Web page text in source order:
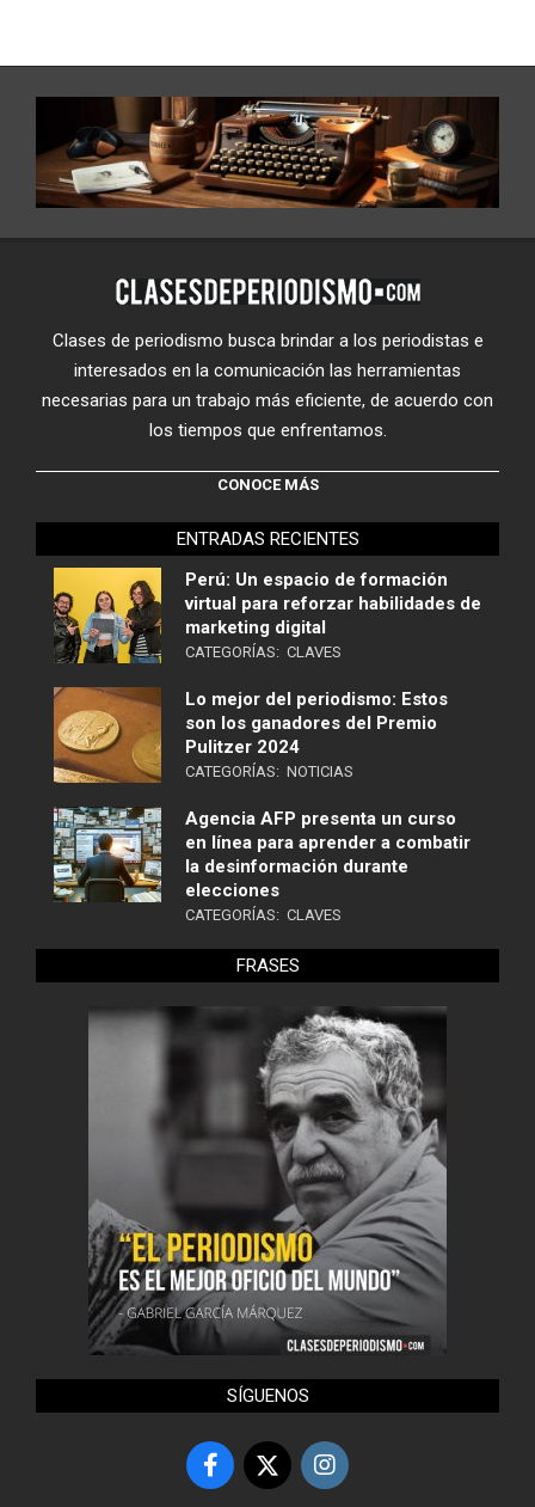
Clases de periodismo busca brindar a los periodistas e
interesados en la comunicación las herramientas
necesarias para un trabajo más eficiente, de acuerdo con
los tiempos que enfrentamos.
CONOCE MÁS
ENTRADAS RECIENTES
Perú: Un espacio de formación
virtual para reforzar habilidades de
marketing digital
CATEGORÍAS: CLAVES
Lo mejor del periodismo: Estos
son los ganadores del Premio
Pulitzer 2024
CATEGORÍAS: NOTICIAS
Agencia AFP presenta un curso
en línea para aprender a combatir
la desinformación durante
elecciones
CATEGORÍAS: CLAVES
FRASES
SÍGUENOS